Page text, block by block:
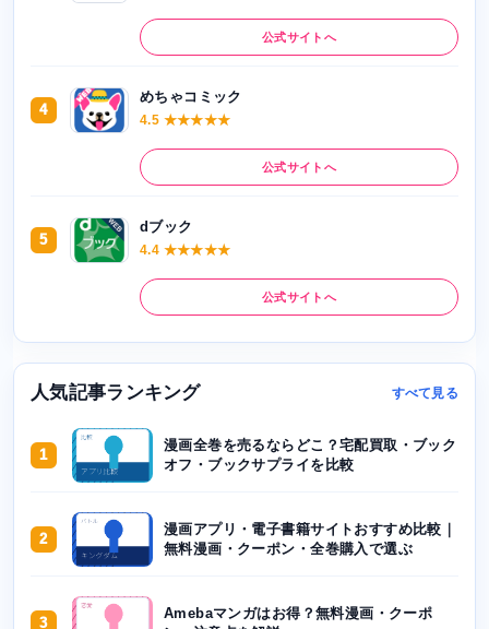
公式サイトへ
4
めちゃコミック
4.5 ★★★★★
公式サイトへ
5
dブック
4.4 ★★★★★
公式サイトへ
人気記事ランキング すべて見る
1
漫画全巻を売るならどこ？宅配買取・ブック
オフ・ブックサプライを比較
2
漫画アプリ・電子書籍サイトおすすめ比較｜
無料漫画・クーポン・全巻購入で選ぶ
3
Amebaマンガはお得？無料漫画・クーポ